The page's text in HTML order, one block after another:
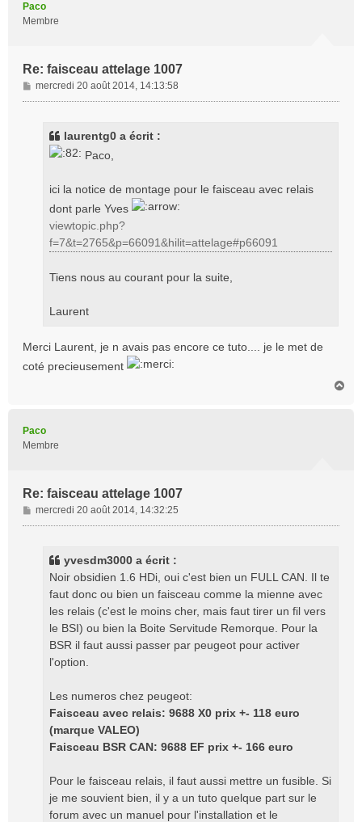
Paco
Membre
Re: faisceau attelage 1007
M
e
mercredi 20 août 2014, 14:13:58
laurentg0 a écrit :
Paco,
ici la notice de montage pour le faisceau avec relais
dont parle Yves
viewtopic.php?
f=7&t=2765&p=66091&hilit=attelage#p66091
Tiens nous au courant pour la suite,
Laurent
Merci Laurent, je n avais pas encore ce tuto.... je le met de
coté precieusement
Paco
Membre
Re: faisceau attelage 1007
M
e
mercredi 20 août 2014, 14:32:25
yvesdm3000 a écrit :
Noir obsidien 1.6 HDi, oui c'est bien un FULL CAN. Il te
faut donc ou bien un faisceau comme la mienne avec
les relais (c'est le moins cher, mais faut tirer un fil vers
le BSI) ou bien la Boite Servitude Remorque. Pour la
BSR il faut aussi passer par peugeot pour activer
l'option.
Les numeros chez peugeot:
Faisceau avec relais: 9688 X0 prix +- 118 euro
(marque VALEO)
Faisceau BSR CAN: 9688 EF prix +- 166 euro
Pour le faisceau relais, il faut aussi mettre un fusible. Si
je me souvient bien, il y a un tuto quelque part sur le
forum avec un manuel pour l'installation et le